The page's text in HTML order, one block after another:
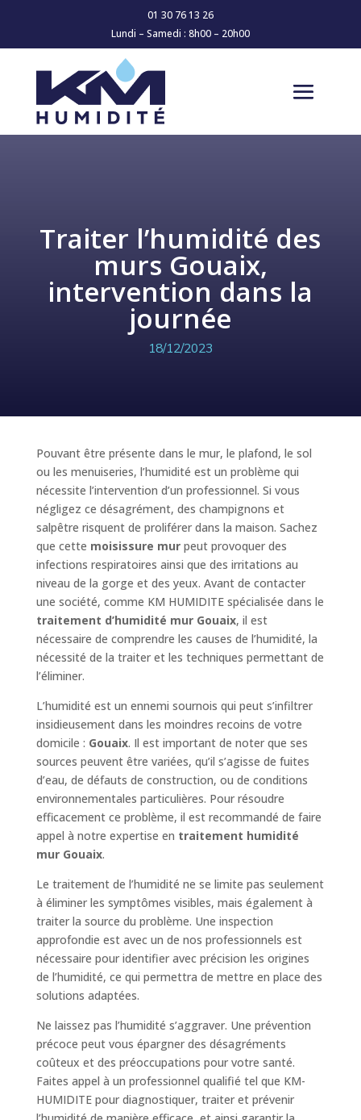
01 30 76 13 26
Lundi – Samedi : 8h00 – 20h00
Traiter l’humidité des
murs Gouaix,
intervention dans la
journée
18/12/2023
Pouvant être présente dans le mur, le plafond, le sol
ou les menuiseries, l’humidité est un problème qui
nécessite l’intervention d’un professionnel. Si vous
négligez ce désagrément, des champignons et
salpêtre risquent de proliférer dans la maison. Sachez
que cette moisissure murpeut provoquer des
infections respiratoires ainsi que des irritations au
niveau de la gorge et des yeux. Avant de contacter
une société, comme KM HUMIDITE spécialisée dans le
traitement d’humidité mur Gouaix, il est
nécessaire de comprendre les causes de l’humidité, la
nécessité de la traiter et les techniques permettant de
l’éliminer.
L’humidité est un ennemi sournois qui peut s’infiltrer
insidieusement dans les moindres recoins de votre
domicile : Gouaix. Il est important de noter que ses
sources peuvent être variées, qu’il s’agisse de fuites
d’eau, de défauts de construction, ou de conditions
environnementales particulières. Pour résoudre
efficacement ce problème, il est recommandé de faire
appel à notre expertise en traitement humidité
mur Gouaix.
Le traitement de l’humidité ne se limite pas seulement
à éliminer les symptômes visibles, mais également à
traiter la source du problème. Une inspection
approfondie est avec un de nos professionnels est
nécessaire pour identifier avec précision les origines
de l’humidité, ce qui permettra de mettre en place des
solutions adaptées.
Ne laissez pas l’humidité s’aggraver. Une prévention
précoce peut vous épargner des désagréments
coûteux et des préoccupations pour votre santé.
Faites appel à un professionnel qualifié tel que KM-
HUMIDITE pour diagnostiquer, traiter et prévenir